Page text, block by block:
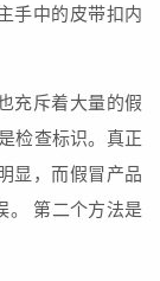
手中的皮带扣内
充斥着大量的假
检查标识。真正
显，而假冒产品
。 第二个方法是